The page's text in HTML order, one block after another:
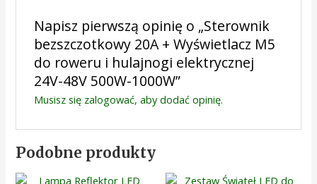
Napisz pierwszą opinię o „Sterownik
bezszczotkowy 20A + Wyświetlacz M5
do roweru i hulajnogi elektrycznej
24V-48V 500W-1000W”
Musisz się zalogować, aby dodać opinię.
Podobne produkty